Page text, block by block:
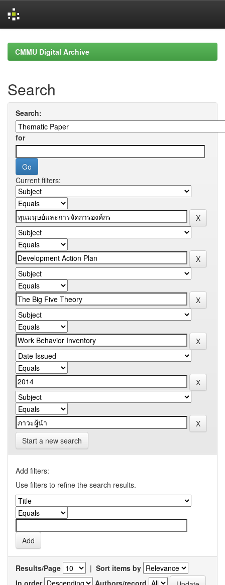
navigationCMMU Digital Archive
Search
Search:
for
Current filters:
Start a new search
Add filters:
Use filters to refine the search results.
Results/Page | Sort items by
In order
Authors/record